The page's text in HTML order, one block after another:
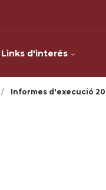
Links d'interés
Informes d'execució